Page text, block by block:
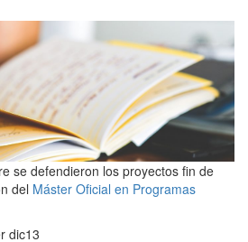
se defendieron los proyectos fin de
del Máster Oficial en Programas